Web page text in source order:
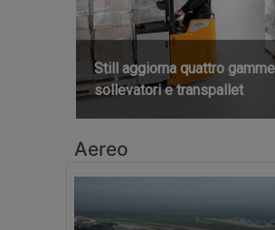
Still aggiorna quattro
sollevatori e transpallet
Aereo